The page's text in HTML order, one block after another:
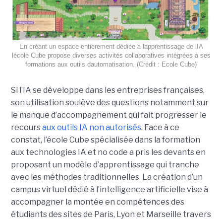
En créant un espace entièrement dédiée à lapprentissage de lIA
lécole Cube propose diverses activités collaboratives intégrées à ses
formations aux outils dautomatisation. (Crédit : Ecole Cube)
Si l’IA se développe dans les entreprises françaises,
son utilisation soulève des questions notamment sur
le manque d’accompagnement qui fait progresser le
recoursaux outils IA non autorisés. Face à ce
constat, l’école Cube spécialisée dans la formation
aux technologies IA et no code a pris les devants en
proposant un modèle d’apprentissage qui tranche
avec les méthodes traditionnelles. La création d’un
campus virtuel dédié à l’intelligence artificielle vise à
accompagner la montée en compétences des
étudiants des sites de Paris, Lyon et Marseille travers